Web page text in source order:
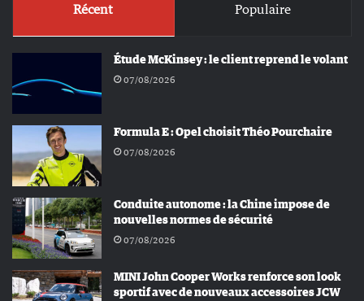
Récent Populaire
Étude McKinsey : le client reprend le volant
07/08/2026
Formula E : Opel choisit Théo Pourchaire
07/08/2026
Conduite autonome : la Chine impose de
nouvelles normes de sécurité
07/08/2026
MINI John Cooper Works renforce son look
sportif avec de nouveaux accessoires JCW